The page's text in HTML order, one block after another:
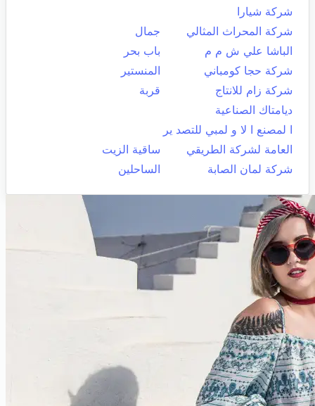
شركة شيارا
شركة المحراث المثالي
جمال
الباشا علي ش م م
باب بحر
شركة حجا كومباني
المنستير
شركة زام للانتاج
قربة
ديامتاك الصناعية
ا لمصنع ا لا و لمبي للتصد ير
العامة لشركة الطريقي
ساقية الزيت
شركة لمان الصابة
الساحلين